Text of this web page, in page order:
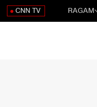
CNN TV RAGAM